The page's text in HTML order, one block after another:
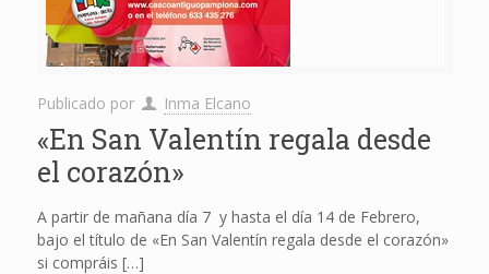
Publicado por Inma Elcano
«En San Valentín regala desde
el corazón»
A partir de mañana día 7 y hasta el día 14 de Febrero,
bajo el título de «En San Valentín regala desde el corazón»
si compráis […]